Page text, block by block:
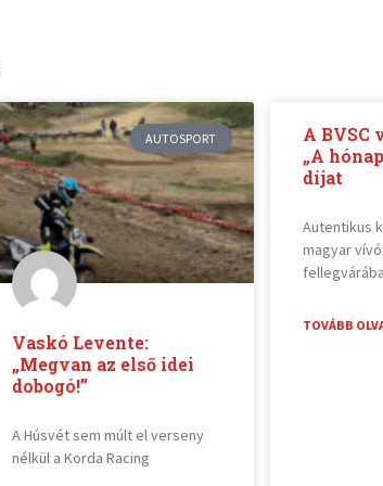
AUTOSPORT
Vaskó Levente:
„Megvan az első idei
dobogó!”
A Húsvét sem múlt el verseny
nélkül a Korda Racing
A
„A
díjat
Autentikus
magyar
TOVÁBB